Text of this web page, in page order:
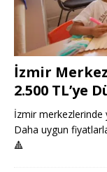
İzmir
2.500 TL’ye
İzmir merkezlerinde
Daha uygun
🔺